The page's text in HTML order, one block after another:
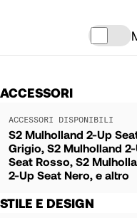
ACCESSORI
ACCESSORI DISPONIBILI
S2 Mulholland 2-Up
Grigio, S2 Mulholland
Seat Rosso, S2
2-Up Seat Nero, e altro
STILE E DESIGN